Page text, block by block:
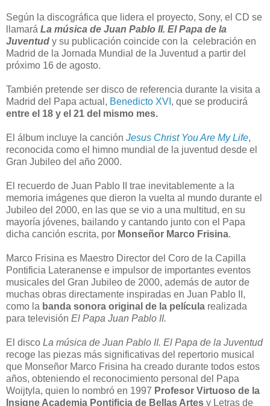
Según la discográfica que lidera el proyecto, Sony, el CD se
llamará La música de Juan Pablo II. El Papa de la
Juventud y su publicación coincide con la celebración en
Madrid de la Jornada Mundial de la Juventud a partir del
próximo 16 de agosto.
También pretende ser disco de referencia durante la visita a
Madrid del Papa actual, Benedicto XVI , que se producirá
entre el 18 y el 21 del mismo mes.
El álbum incluye la canción Jesus Christ You Are My Life,
reconocida como el himno mundial de la juventud desde el
Gran Jubileo del año 2000.
El recuerdo de Juan Pablo II trae inevitablemente a la
memoria imágenes que dieron la vuelta al mundo durante el
Jubileo del 2000, en las que se vio a una multitud, en su
mayoría jóvenes, bailando y cantando junto con el Papa
dicha canción escrita, por Monseñor Marco Frisina.
Marco Frisina es Maestro Director del Coro de la Capilla
Pontificia Lateranense e impulsor de importantes eventos
musicales del Gran Jubileo de 2000, además de autor de
muchas obras directamente inspiradas en Juan Pablo II,
como la banda sonora original de la película realizada
para televisión El Papa Juan Pablo II.
El disco La música de Juan Pablo II. El Papa de la Juventud
recoge las piezas más significativas del repertorio musical
que Monseñor Marco Frisina ha creado durante todos estos
años, obteniendo el reconocimiento personal del Papa
Woijtyla, quien lo nombró en 1997 Profesor Virtuoso de la
Insigne Academia Pontificia de Bellas Artes y Letras de